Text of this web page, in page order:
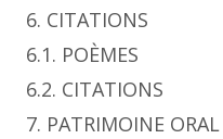
6. CITATIONS
6.1. POÈMES
6.2. CITATIONS
7. PATRIMOINE ORAL